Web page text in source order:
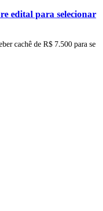
edital para selecionar
cachê de R$ 7.500 para se